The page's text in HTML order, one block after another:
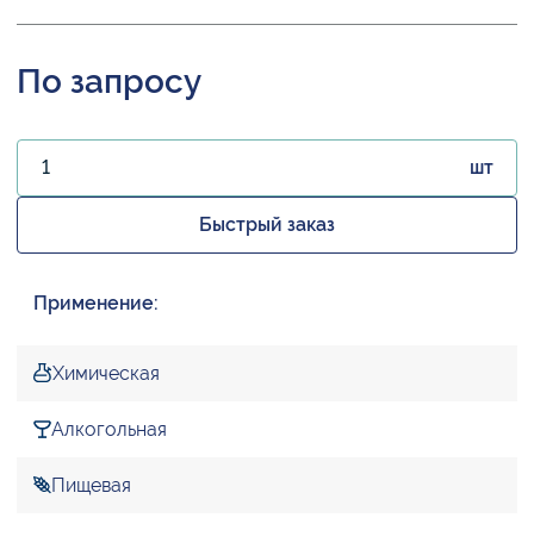
По запросу
шт
Быстрый заказ
Применение:
Химическая
Алкогольная
Пищевая